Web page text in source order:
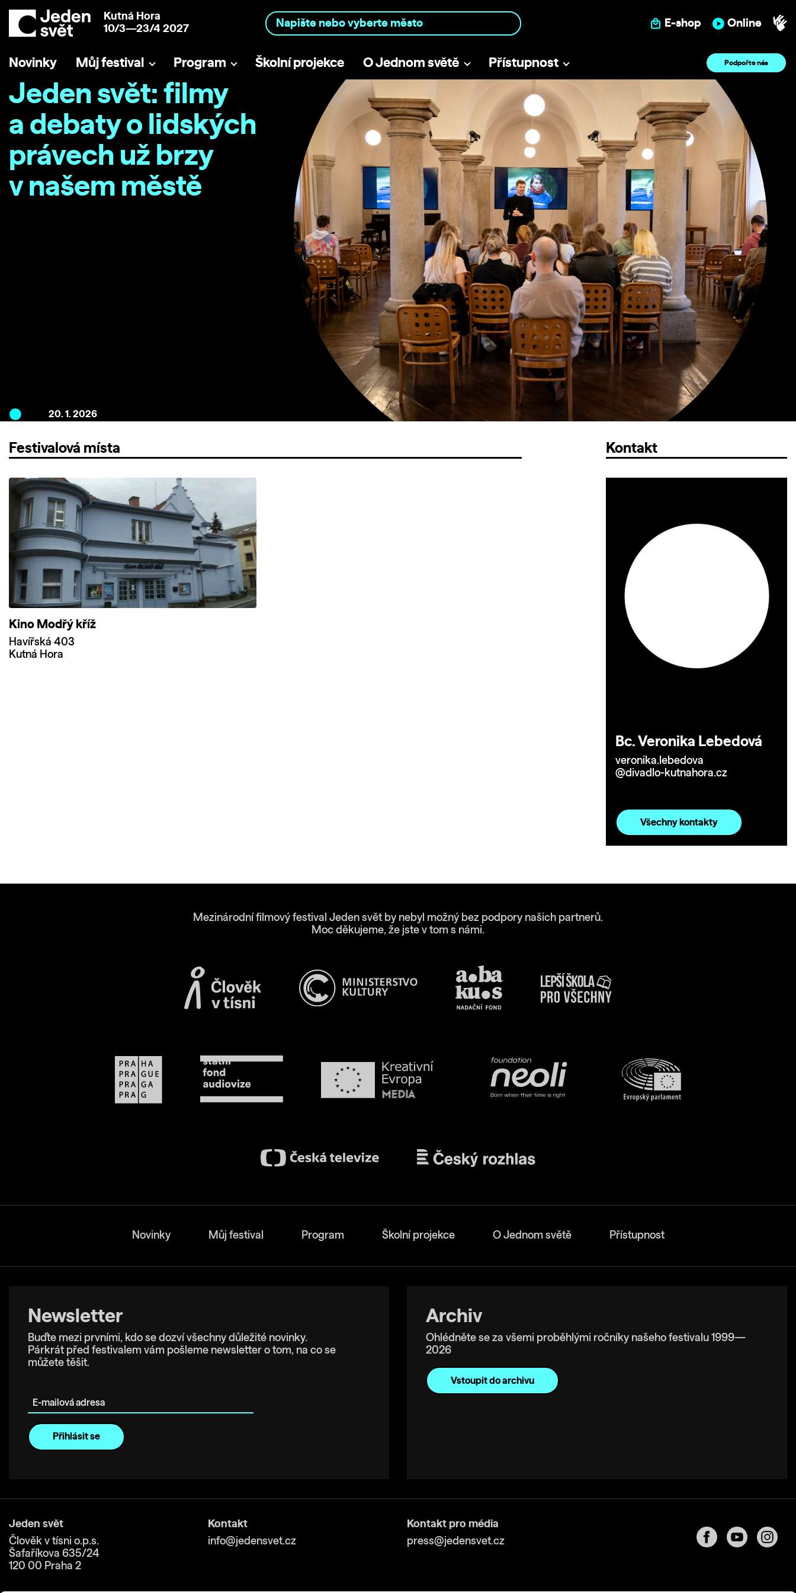
Kutná Hora
10/3—23/4 2027
E-shop Online
Novinky Můj festival Program Školní projekce O Jednom světě Přístupnost Podpořte nás
Jeden svět: filmy
a debaty o lidských
právech už brzy
v našem městě
20. 1. 2026
Festivalová místa
Kino Modřý kříž
Havířská 403
Kutná Hora
Kontakt
Bc. Veronika Lebedová
veronika.lebedova
@divadlo-kutnahora.cz
Všechny kontakty
Mezinárodní filmový festival Jeden svět by nebyl možný bez podpory našich partnerů.
Moc děkujeme, že jste v tom s námi.
Novinky Můj festival Program Školní projekce O Jednom světě Přístupnost
Newsletter
Buďte mezi prvními, kdo se dozví všechny důležité novinky.
Párkrát před festivalem vám pošleme newsletter o tom, na co se
můžete těšit.
Archiv
Ohlédněte se za všemi proběhlými ročníky našeho festivalu 1999—
2026
Vstoupit do archivu
Jeden svět
Člověk v tísni o.p.s.
Šafaříkova 635/24
120 00 Praha 2
Kontakt
info@jedensvet.cz
Kontakt pro média
press@jedensvet.cz